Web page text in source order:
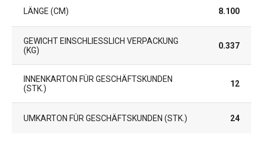
LÄNGE (CM) 8.100
GEWICHT EINSCHLIESSLICH VERPACKUNG (
KG)
0.337
INNENKARTON FÜR GESCHÄFTSKUNDEN
(STK.)
12
UMKARTON FÜR GESCHÄFTSKUNDEN (STK.) 24